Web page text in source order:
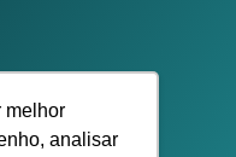
melhor
analisar